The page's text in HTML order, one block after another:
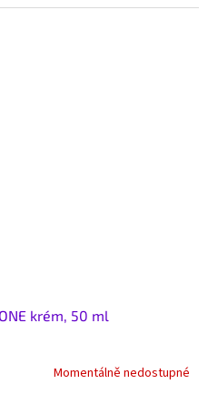
krém, 50 ml
Momentálně nedostupné